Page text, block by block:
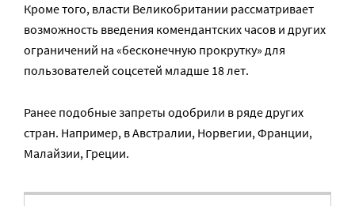
Кроме того, власти Великобритании рассматривает
возможность введения комендантских часов и других
ограничений на «бесконечную прокрутку» для
пользователей соцсетей младше 18 лет.
Ранее подобные запреты одобрили в ряде других
стран. Например, в Австралии, Норвегии, Франции,
Малайзии, Греции.